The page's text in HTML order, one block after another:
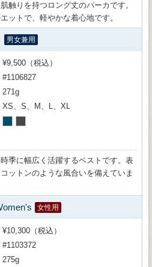
触りを持つロング丈のパーカです。
ットで、軽やかな着心地です。
男女兼用
¥9,500（税込）
#1106827
271g
XS、S、M、L、XL
季に幅広く活躍するベストです。表
ットンのような風合いを備えていま
女性用
¥10,300（税込）
#1103372
275g